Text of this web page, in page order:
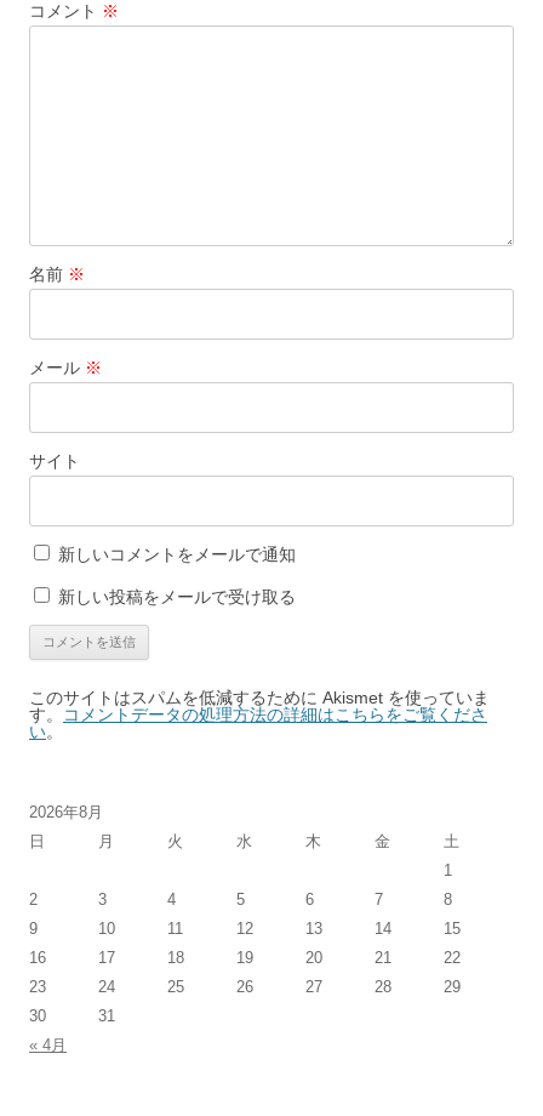
シ
コメント ※
名前 ※
メール ※
サイト
新しいコメントをメールで通知
新しい投稿をメールで受け取る
このサイトはスパムを低減するために Akismet を使っていま
す。
コメントデータの処理方法の詳細はこちらをご覧くださ
い。
2026年8月
日
月 火 水 木 金
土
1
2
3 4 5 6 7
8
9
10 11 12 13 14
15
16
17 18 19 20 21
22
23
24 25 26 27 28
29
30
31
« 4月